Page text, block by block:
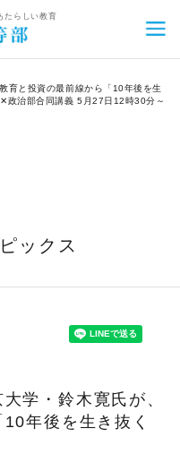
たらしい教育
育と投資の最前線から「10年後を生
政治部合同講義 5月27日12時30分～
ックス
学・鈴木寛氏が、
年後を生き抜く
ージ
)